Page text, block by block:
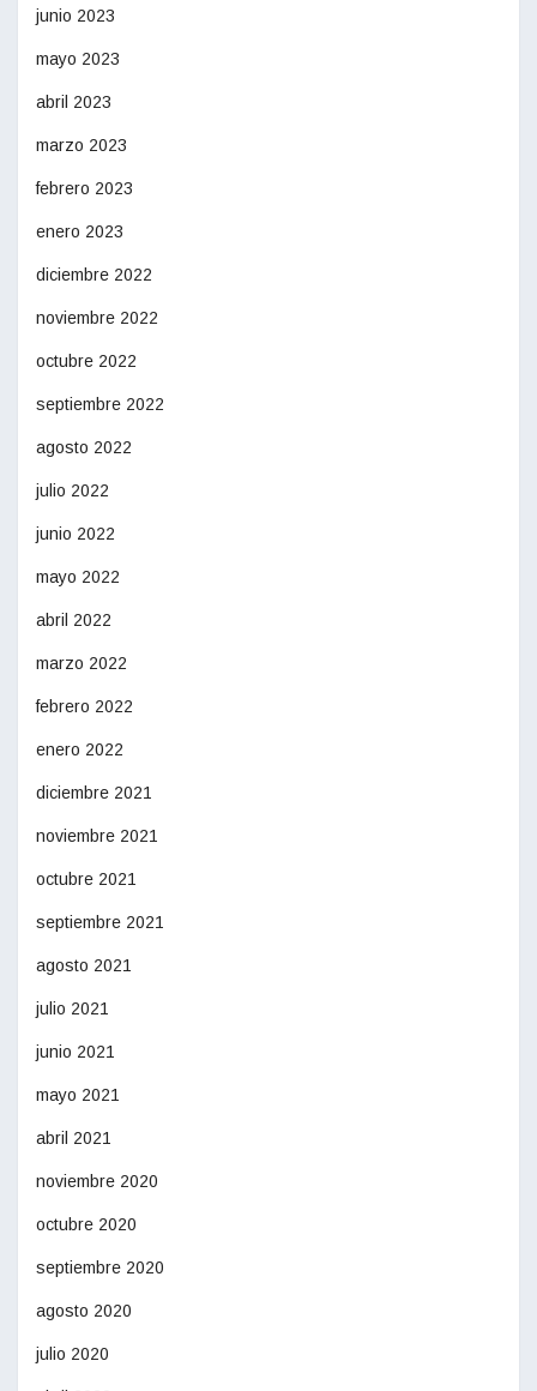
junio 2023
mayo 2023
abril 2023
marzo 2023
febrero 2023
enero 2023
diciembre 2022
noviembre 2022
octubre 2022
septiembre 2022
agosto 2022
julio 2022
junio 2022
mayo 2022
abril 2022
marzo 2022
febrero 2022
enero 2022
diciembre 2021
noviembre 2021
octubre 2021
septiembre 2021
agosto 2021
julio 2021
junio 2021
mayo 2021
abril 2021
noviembre 2020
octubre 2020
septiembre 2020
agosto 2020
julio 2020